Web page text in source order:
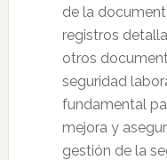
de la
registros
otros
seguridad
fundamental
mejora y
gestión de la